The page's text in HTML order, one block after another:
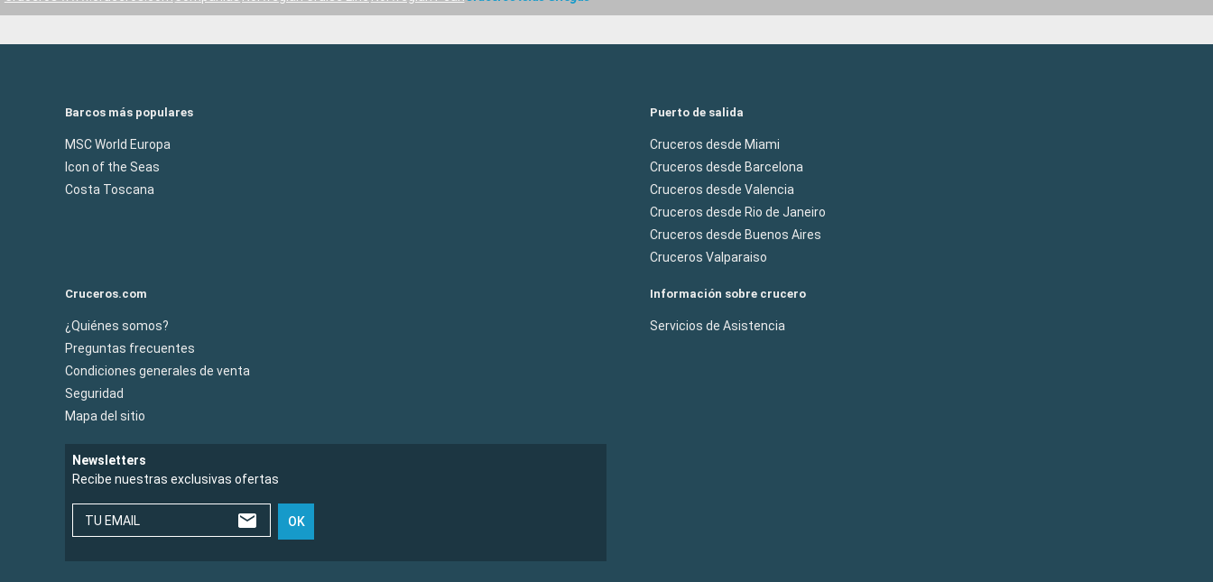
Barcos más populares
MSC World Europa
Icon of the Seas
Costa Toscana
Puerto de salida
Cruceros desde Miami
Cruceros desde Barcelona
Cruceros desde Valencia
Cruceros desde Rio de Janeiro
Cruceros desde Buenos Aires
Cruceros Valparaiso
Cruceros.com
¿Quiénes somos?
Preguntas frecuentes
Condiciones generales de venta
Seguridad
Mapa del sitio
Información sobre crucero
Servicios de Asistencia
Newsletters
Recibe nuestras exclusivas ofertas
TU EMAIL OK